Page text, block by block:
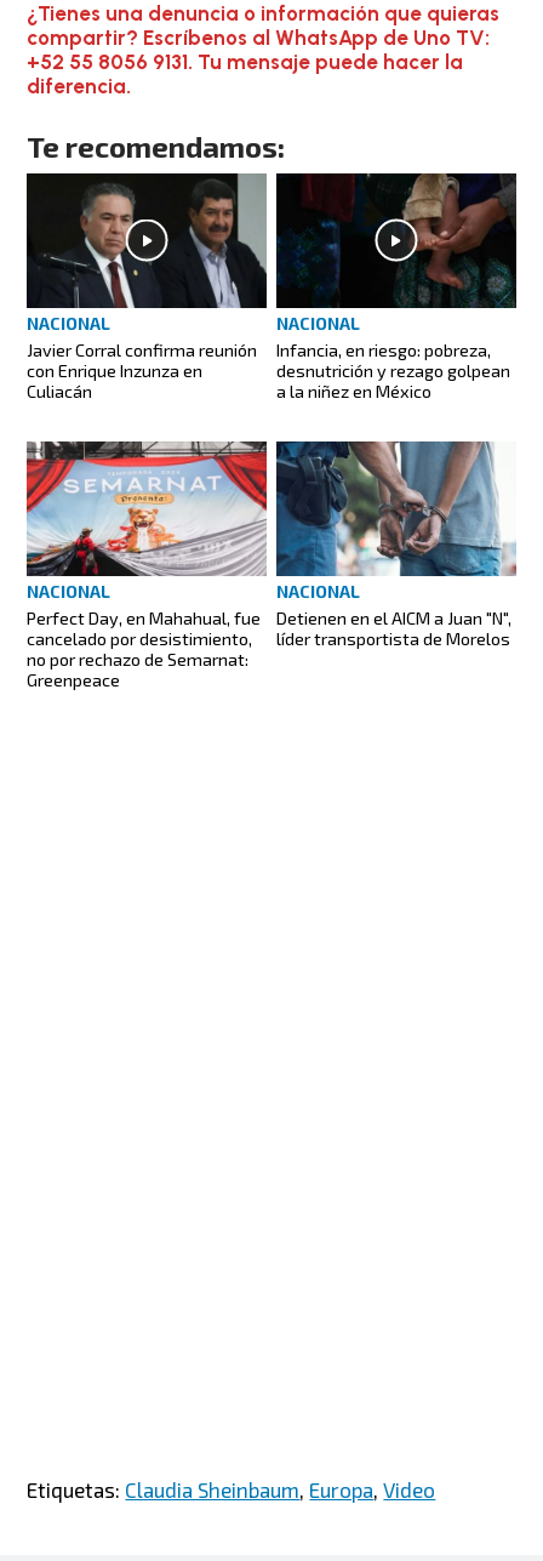
¿Tienes una denuncia o información que quieras
compartir? Escríbenos al WhatsApp de Uno TV:
+52 55 8056 9131. Tu mensaje puede hacer la
diferencia.
Te recomendamos:
NACIONAL
Javier Corral confirma reunión
con Enrique Inzunza en
Culiacán
NACIONAL
Infancia, en riesgo: pobreza,
desnutrición y rezago golpean
a la niñez en México
NACIONAL
Perfect Day, en Mahahual, fue
cancelado por desistimiento,
no por rechazo de Semarnat:
Greenpeace
NACIONAL
Detienen en el AICM a Juan "N",
líder transportista de Morelos
Etiquetas: Claudia Sheinbaum Europa ,Video